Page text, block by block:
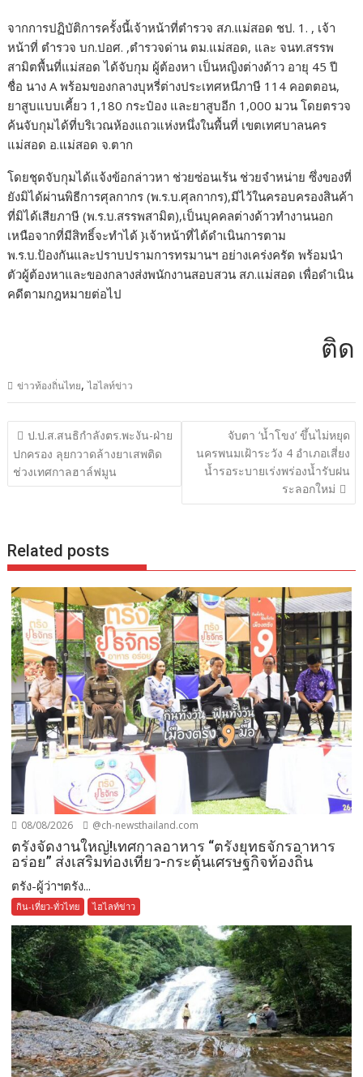
จากการปฏิบัติการครั้งนี้เจ้าหน้าที่ตำรวจ สภ.แม่สอด ชป. 1. , เจ้า
หน้าที่ ตำรวจ บก.ปอศ. ,ตำรวจด่าน ตม.แม่สอด, และ จนท.สรรพ
สามิตพื้นที่แม่สอด ได้จับกุม ผู้ต้องหา เป็นหญิงต่างด้าว อายุ 45 ปี
ชื่อ นาง A พร้อมของกลางบุหรี่ต่างประเทศหนีภาษี 114 คอตตอน,
ยาสูบแบบเคี้ยว 1,180 กระป๋อง และยาสูบอีก 1,000 มวน โดยตรวจ
ค้นจับกุมได้ที่บริเวณห้องแถวแห่งหนึ่งในพื้นที่ เขตเทศบาลนคร
แม่สอด อ.แม่สอด จ.ตาก
โดยชุดจับกุมได้แจ้งข้อกล่าวหา ช่วยซ่อนเร้น ช่วยจำหน่าย ซึ่งของที่
ยังมิได้ผ่านพิธีการศุลกากร (พ.ร.บ.ศุลกากร),มีไว้ในครอบครองสินค้า
ที่มิได้เสียภาษี (พ.ร.บ.สรรพสามิต),เป็นบุคคลต่างด้าวทำงานนอก
เหนือจากที่มีสิทธิ์จะทำได้ }เจ้าหน้าที่ได้ดำเนินการตาม
พ.ร.บ.ป้องกันและปราบปรามการทรมานฯ อย่างเคร่งครัด พร้อมนำ
ตัวผู้ต้องหาและของกลางส่งพนักงานสอบสวน สภ.แม่สอด เพื่อดำเนิน
คดีตามกฎหมายต่อไป
ติดต่
ข่าวท้องถิ่นไทย,ไฮไลท์ข่าว
แนะแนว
เรื่อง
ป.ป.ส.สนธิกำลังตร.พะงัน-ฝ่าย
ปกครอง ลุยกวาดล้างยาเสพติด
ช่วงเทศกาลฮาล์ฟมูน
จับตา ‘น้ำโขง’ ขึ้นไม่หยุด
นครพนมเฝ้าระวัง 4 อำเภอเสี่ยง
น้ำรอระบายเร่งพร่องน้ำรับฝน
ระลอกใหม่
Related posts
08/08/2026 @ch-newsthailand.com
ตรังจัดงานใหญ่!เทศกาลอาหาร “ตรังยุทธจักรอาหาร
อร่อย” ส่งเสริมท่องเที่ยว-กระตุ้นเศรษฐกิจท้องถิ่น
ตรัง-ผู้ว่าฯตรัง...
กิน-เที่ยว-ทั่วไทย ไฮไลท์ข่าว